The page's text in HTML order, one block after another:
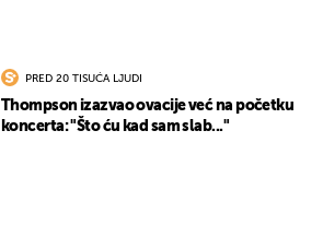
PRED 20 TISUĆA LJUDI
Thompson izazvao ovacije već na početku
koncerta: "Što ću kad sam slab..."